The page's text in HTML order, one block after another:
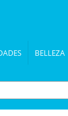
BELLEZA